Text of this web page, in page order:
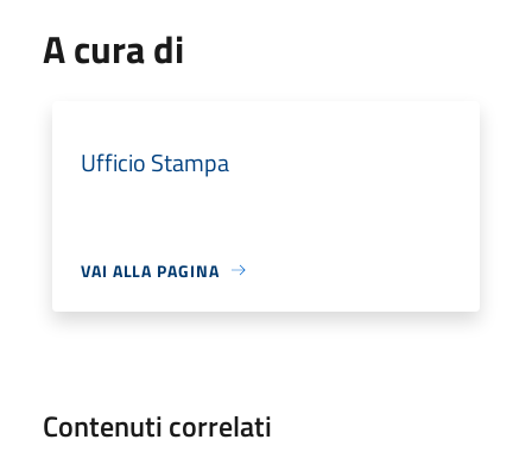
A cura di
Ufficio Stampa
VAI ALLA PAGINA
Contenuti correlati